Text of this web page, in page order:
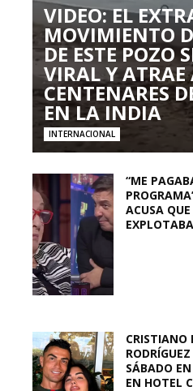
VIDEO: EL
MOVIMIENTO
DE ESTE POZO
VIRAL Y ATRAE
CENTENARES
EN LA INDIA
INTERNACIONAL
“ME
ACUSA
EXPLOTABA
CRISTIANO
SÁBADO
EN HOTEL